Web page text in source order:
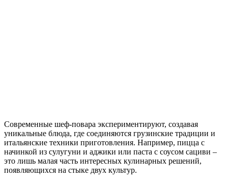
Современные шеф-повара экспериментируют, создавая
уникальные блюда, где соединяются грузинские традиции и
итальянские техники приготовления. Например, пицца с
начинкой из сулугуни и аджики или паста с соусом сациви –
это лишь малая часть интересных кулинарных решений,
появляющихся на стыке двух культур.